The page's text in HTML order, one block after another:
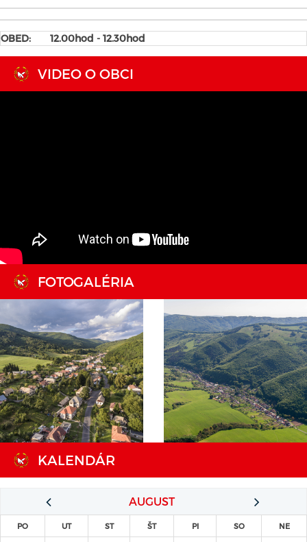
OBED: 12.00hod - 12.30hod
VIDEO O OBCI
FOTOGALÉRIA
KALENDÁR
AUGUST
PO UT ST ŠT PI SO NE